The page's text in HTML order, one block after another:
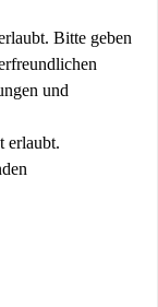
Bitte geben
und
erlaubt.